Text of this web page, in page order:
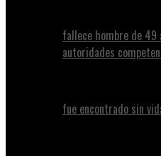
fallece hombre de 49
autoridades
fue encontrado sin